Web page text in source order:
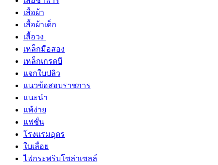
เสื้อผ้า
เสื้อผ้าเด็ก
เสื้อวง
เหล็กมือสอง
เหล็กเกรดบี
แจกใบปลิว
แนวข้อสอบราชการ
แนะนำ
แพ้ง่าย
แฟชั่น
โรงแรมอุดร
ใบเลื่อย
ไฟกระพริบโซล่าเซลล์